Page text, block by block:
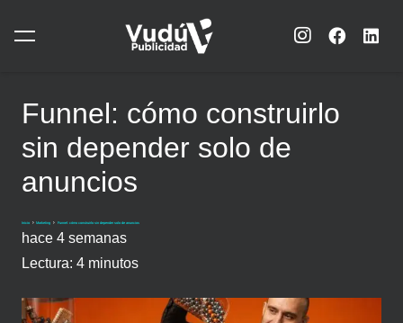
Funnel: cómo construirlo
sin depender solo de
anuncios
Inicio Marketing Funnel: cómo construirlo sin depender solo de anuncios
hace 4 semanas
Lectura: 4 minutos